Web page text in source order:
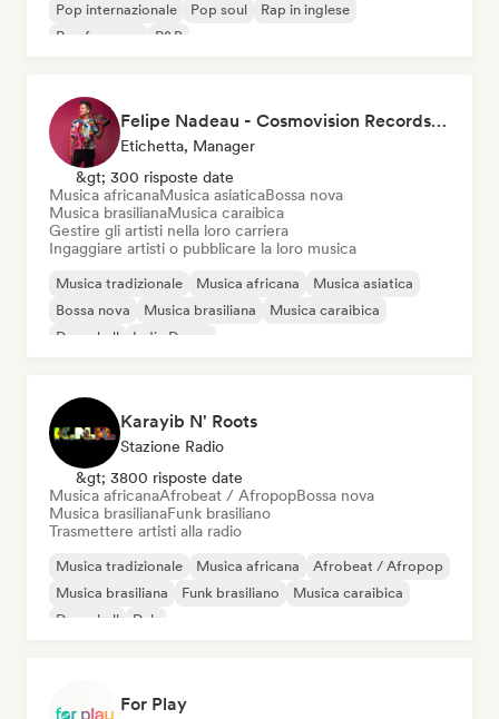
Pop internazionale
Pop soul
Rap in inglese
Rap francese
R&B
Felipe Nadeau - Cosmovision Records & Ritmos del Sur
Etichetta, Manager
&gt; 300 risposte date
Musica africanaMusica asiaticaBossa nova
Musica brasilianaMusica caraibica
Gestire gli artisti nella loro carriera
Ingaggiare artisti o pubblicare la loro musica
Musica tradizionale Musica africana
Musica asiatica
Bossa nova
Musica brasiliana
Musica caraibica
Dancehall
Indie Dance
Karayib N' Roots
Stazione Radio
&gt; 3800 risposte date
Musica africanaAfrobeat / AfropopBossa nova
Musica brasilianaFunk brasiliano
Trasmettere artisti alla radio
Musica tradizionale Musica africana
Afrobeat / Afropop
Musica brasiliana
Funk brasiliano
Musica caraibica
Dancehall
Dub
For Play